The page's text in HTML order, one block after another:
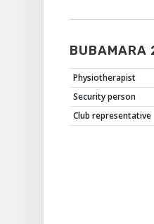
BUBAMARA
Physiotherapist
Security person
Club representative